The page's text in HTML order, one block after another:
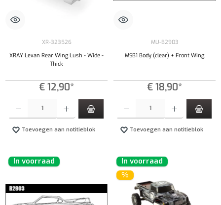
XR-323526
XRAY Lexan Rear Wing Lush - Wide -
Thick
€ 12,90*
Toevoegen aan notitieblok
MU-B2903
MSB1 Body (clear) + Front Wing
€ 18,90*
Toevoegen aan notitieblok
In voorraad
In voorraad
%